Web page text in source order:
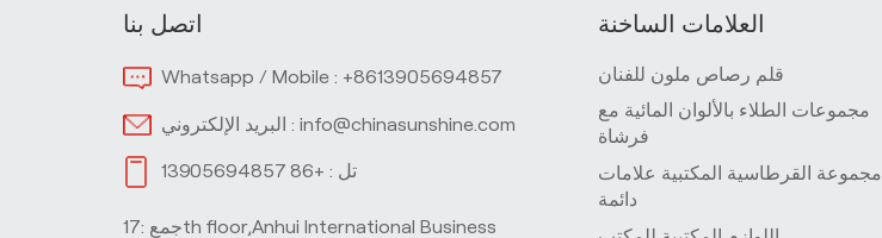
اتصل بنا
Whatsapp / Mobile : +8613905694857
البريد الإلكتروني :info@chinasunshine.com
تل : +86 13905694857
جمع :17th floor,Anhui International Business
العلامات الساخنة
قلم رصاص ملون للفنان
مجموعات الطلاء بالألوان المائية مع
فرشاة
مجموعة القرطاسية المكتبية علامات
دائمة